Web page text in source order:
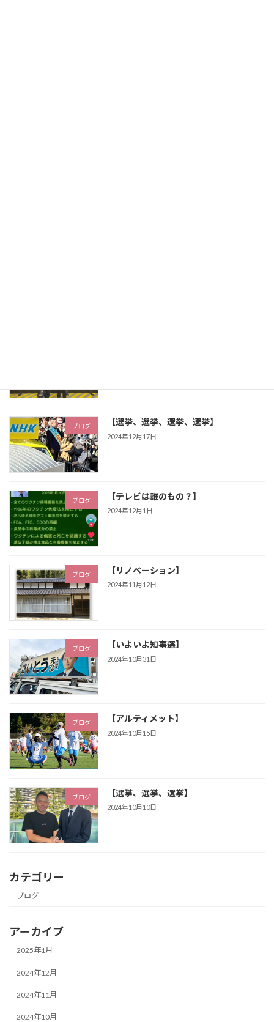
ブログ 【選挙、選挙、選挙、選挙】
2024年12月17日
ブログ 【テレビは誰のもの？】
2024年12月1日
ブログ 【リノベーション】
2024年11月12日
ブログ 【いよいよ知事選】
2024年10月31日
ブログ 【アルティメット】
2024年10月15日
ブログ 【選挙、選挙、選挙】
2024年10月10日
カテゴリー
ブログ
アーカイブ
2025年1月
2024年12月
2024年11月
2024年10月